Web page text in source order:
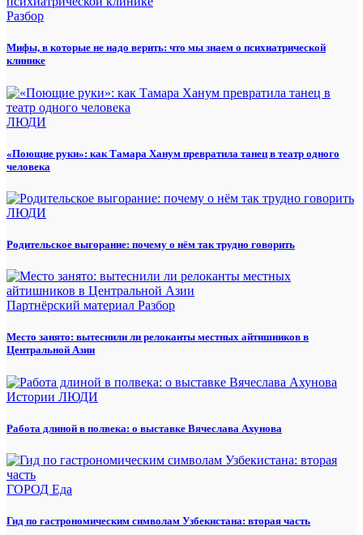
Разбор
Мифы, в которые не надо верить: что мы знаем о психиатрической
клинике
ЛЮДИ
«Поющие руки»: как Тамара Ханум превратила танец в театр одного
человека
ЛЮДИ
Родительское выгорание: почему о нём так трудно говорить
Партнёрский материал Разбор
Место занято: вытеснили ли релоканты местных айтишников в
Центральной Азии
Истории ЛЮДИ
Работа длиной в полвека: о выставке Вячеслава Ахунова
ГОРОД Еда
Гид по гастрономическим символам Узбекистана: вторая часть